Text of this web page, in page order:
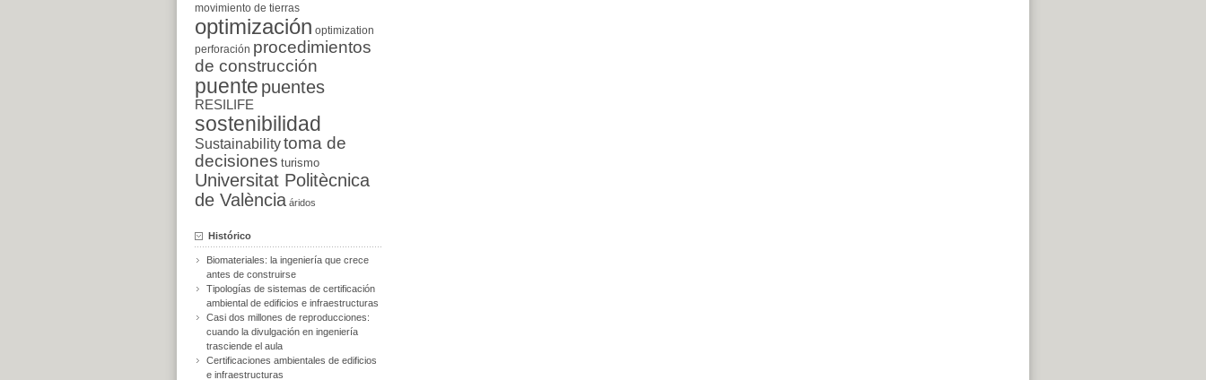
movimiento de tierras
optimización optimization
perforación procedimientos
de construcción
puente puentes
RESILIFE
sostenibilidad
Sustainabilitytoma de
decisiones turismo
Universitat Politècnica
de València áridos
Histórico
Biomateriales: la ingeniería que crece
antes de construirse
Tipologías de sistemas de certificación
ambiental de edificios e infraestructuras
Casi dos millones de reproducciones:
cuando la divulgación en ingeniería
trasciende el aula
Certificaciones ambientales de edificios
e infraestructuras